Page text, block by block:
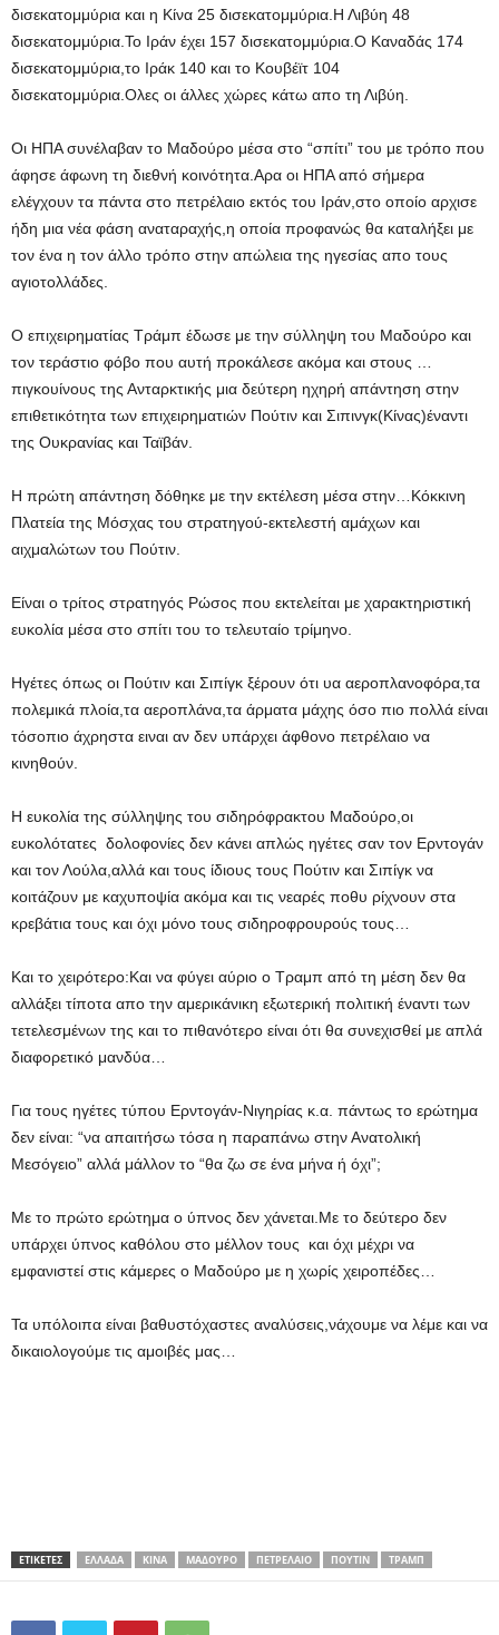
δισεκατομμύρια και η Κίνα 25 δισεκατομμύρια.Η Λιβύη 48
δισεκατομμύρια.Το Ιράν έχει 157 δισεκατομμύρια.Ο Καναδάς 174
δισεκατομμύρια,το Ιράκ 140 και το Κουβέϊτ 104
δισεκατομμύρια.Ολες οι άλλες χώρες κάτω απο τη Λιβύη.
Οι ΗΠΑ συνέλαβαν το Μαδούρο μέσα στο “σπίτι” του με τρόπο που
άφησε άφωνη τη διεθνή κοινότητα.Αρα οι ΗΠΑ από σήμερα
ελέγχουν τα πάντα στο πετρέλαιο εκτός του Ιράν,στο οποίο αρχισε
ήδη μια νέα φάση αναταραχής,η οποία προφανώς θα καταλήξει με
τον ένα η τον άλλο τρόπο στην απώλεια της ηγεσίας απο τους
αγιοτολλάδες.
Ο επιχειρηματίας Τράμπ έδωσε με την σύλληψη του Μαδούρο και
τον τεράστιο φόβο που αυτή προκάλεσε ακόμα και στους …
πιγκουίνους της Ανταρκτικής μια δεύτερη ηχηρή απάντηση στην
επιθετικότητα των επιχειρηματιών Πούτιν και Σιπινγκ(Κίνας)έναντι
της Ουκρανίας και Ταϊβάν.
Η πρώτη απάντηση δόθηκε με την εκτέλεση μέσα στην…Κόκκινη
Πλατεία της Μόσχας του στρατηγού-εκτελεστή αμάχων και
αιχμαλώτων του Πούτιν.
Είναι ο τρίτος στρατηγός Ρώσος που εκτελείται με χαρακτηριστική
ευκολία μέσα στο σπίτι του το τελευταίο τρίμηνο.
Ηγέτες όπως οι Πούτιν και Σιπίγκ ξέρουν ότι υα αεροπλανοφόρα,τα
πολεμικά πλοία,τα αεροπλάνα,τα άρματα μάχης όσο πιο πολλά είναι
τόσοπιο άχρηστα ειναι αν δεν υπάρχει άφθονο πετρέλαιο να
κινηθούν.
Η ευκολία της σύλληψης του σιδηρόφρακτου Μαδούρο,οι
ευκολότατες δολοφονίες δεν κάνει απλώς ηγέτες σαν τον Ερντογάν
και τον Λούλα,αλλά και τους ίδιους τους Πούτιν και Σιπίγκ να
κοιτάζουν με καχυποψία ακόμα και τις νεαρές ποθυ ρίχνουν στα
κρεβάτια τους και όχι μόνο τους σιδηροφρουρούς τους…
Και το χειρότερο:Και να φύγει αύριο ο Τραμπ από τη μέση δεν θα
αλλάξει τίποτα απο την αμερικάνικη εξωτερική πολιτική έναντι των
τετελεσμένων της και το πιθανότερο είναι ότι θα συνεχισθεί με απλά
διαφορετικό μανδύα…
Για τους ηγέτες τύπου Ερντογάν-Νιγηρίας κ.α. πάντως το ερώτημα
δεν είναι: “να απαιτήσω τόσα η παραπάνω στην Ανατολική
Μεσόγειο” αλλά μάλλον το “θα ζω σε ένα μήνα ή όχι”;
Με το πρώτο ερώτημα ο ύπνος δεν χάνεται.Με το δεύτερο δεν
υπάρχει ύπνος καθόλου στο μέλλον τους και όχι μέχρι να
εμφανιστεί στις κάμερες ο Μαδούρο με η χωρίς χειροπέδες…
Τα υπόλοιπα είναι βαθυστόχαστες αναλύσεις,νάχουμε να λέμε και να
δικαιολογούμε τις αμοιβές μας…
ΕΤΙΚΕΤΕΣ ΕΛΛΑΔΑ ΚΙΝΑ ΜΑΔΟΎΡΟ ΠΕΤΡΈΛΑΙΟ ΠΟΎΤΙΝ ΤΡΑΜΠ